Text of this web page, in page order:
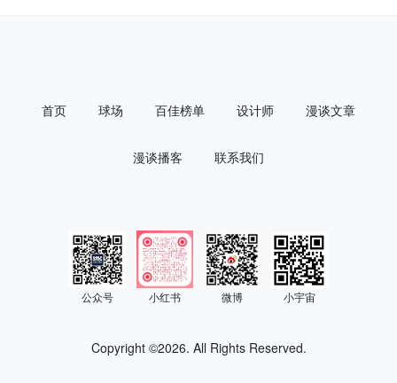
首页 球场 百佳榜单 设计师 漫谈文章
漫谈播客 联系我们
公众号 小红书 微博 小宇宙
Copyright ©2026. All Rights Reserved.